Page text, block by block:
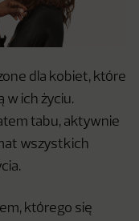
dla kobiet, które
w ich życiu.
tabu, aktywnie
wszystkich
którego się